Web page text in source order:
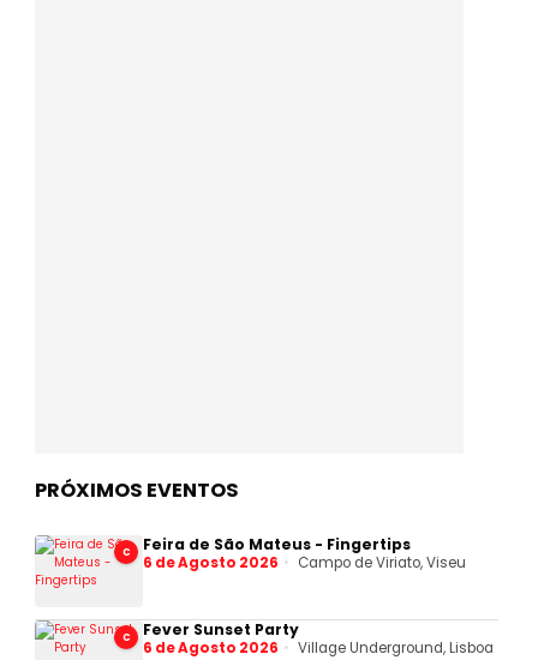
PRÓXIMOS EVENTOS
C Feira de São Mateus - Fingertips
6 de Agosto 2026 Campo de Viriato, Viseu
C Fever Sunset Party
6 de Agosto 2026 Village Underground, Lisboa